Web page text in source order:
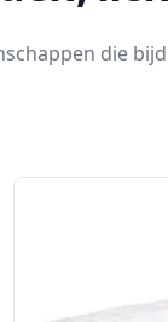
die